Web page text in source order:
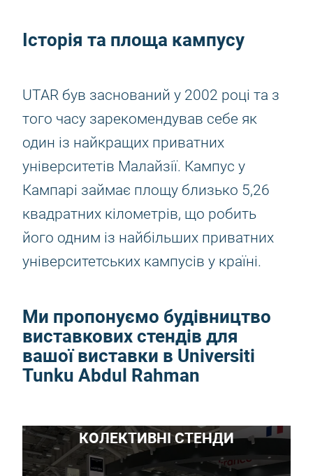
Історія та площа кампусу
UTAR був заснований у 2002 році та з
того часу зарекомендував себе як
один із найкращих приватних
університетів Малайзії. Кампус у
Кампарі займає площу близько 5,26
квадратних кілометрів, що робить
його одним із найбільших приватних
університетських кампусів у країні.
Ми пропонуємо будівництво
виставкових стендів для
вашої виставки в Universiti
Tunku Abdul Rahman
КОЛЕКТИВНІ СТЕНДИ